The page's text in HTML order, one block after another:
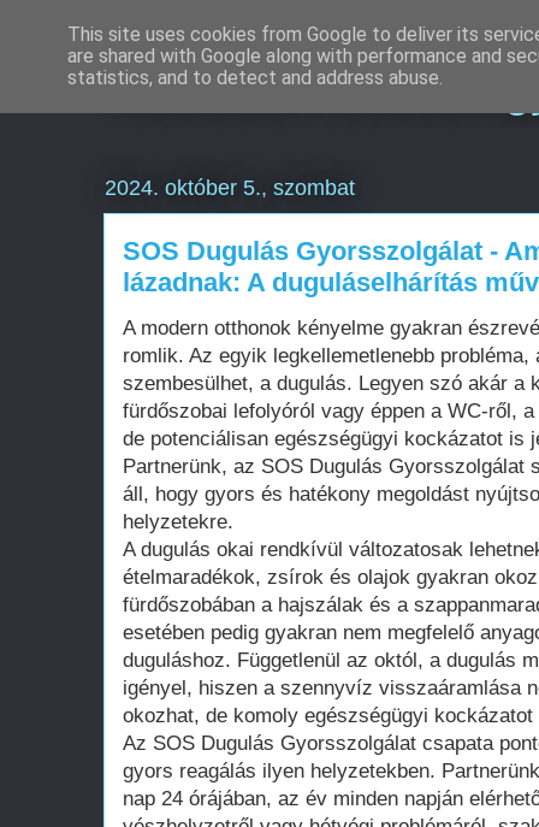
Weboldal készítés
2024. október 5., szombat
SOS Dugulás Gyorsszolgálat -
lázadnak: A duguláselhárítás
A modern otthonok kényelme gyakran
romlik. Az egyik legkellemetlenebb
szembesülhet, a dugulás. Legyen szó akár a
fürdőszobai lefolyóról vagy éppen a WC-ről,
de potenciálisan egészségügyi kockázatot is
Partnerünk, az SOS Dugulás Gyorsszolgálat
áll, hogy gyors és hatékony megoldást
helyzetekre.
A dugulás okai rendkívül változatosak
ételmaradékok, zsírok és olajok gyakran
fürdőszobában a hajszálak és a
esetében pedig gyakran nem megfelelő
duguláshoz. Függetlenül az októl, a dugulás
igényel, hiszen a szennyvíz visszaáramlása
okozhat, de komoly egészségügyi
Az SOS Dugulás Gyorsszolgálat csapata
gyors reagálás ilyen helyzetekben.
nap 24 órájában, az év minden napján
This site uses cookies from Google to deliver its
are shared with Google along with performance and
statistics, and to detect and address abuse.